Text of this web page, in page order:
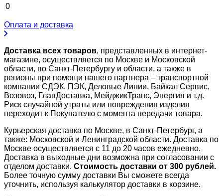
0
Оплата и доставка
Доставка всех товаров, представленных в интернет-
магазине, осуществляется по Москве и Московской
области, по Санкт-Петербургу и области, а также в
регионы при помощи нашего партнера – транспортной
компании СДЭК, ПЭК, Деловые Линии, Байкал Сервис,
Возовоз, ГлавДоставка, МейджикТранс, Энергия и т.д.
Риск случайной утраты или повреждения изделия
переходит к Покупателю с момента передачи товара.
Курьерская доставка по Москве, в Санкт-Петербург, а
также: Московской и Ленинградской области. Доставка по
Москве осуществляется с 11 до 20 часов ежедневно.
Доставка в выходные дни возможна при согласовании с
отделом доставки. Стоимость доставки от 300 рублей.
Более точную сумму доставки Вы сможете всегда
уточнить, используя калькулятор доставки в корзине.